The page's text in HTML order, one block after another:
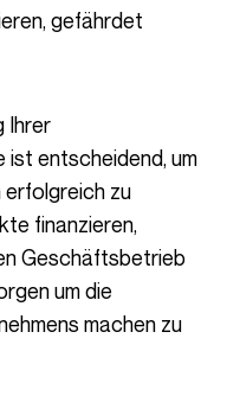
gefährdet
entscheidend, um
erfolgreich zu
finanzieren,
Geschäftsbetrieb
um die
machen zu